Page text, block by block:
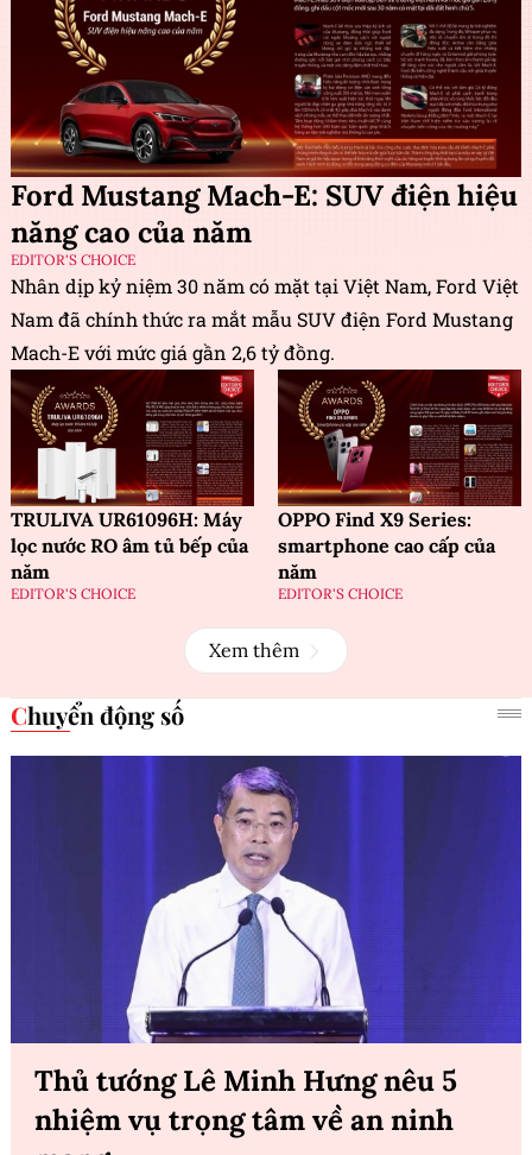
Ford Mustang Mach-E: SUV điện hiệu
năng cao của năm
EDITOR'S CHOICE
Nhân dịp kỷ niệm 30 năm có mặt tại Việt Nam, Ford Việt
Nam đã chính thức ra mắt mẫu SUV điện Ford Mustang
Mach-E với mức giá gần 2,6 tỷ đồng.
TRULIVA UR61096H: Máy
lọc nước RO âm tủ bếp của
năm
EDITOR'S CHOICE
OPPO Find X9 Series:
smartphone cao cấp của
năm
EDITOR'S CHOICE
Xem thêm
Chuyển động số
Thủ tướng Lê Minh Hưng nêu 5
nhiệm vụ trọng tâm về an ninh